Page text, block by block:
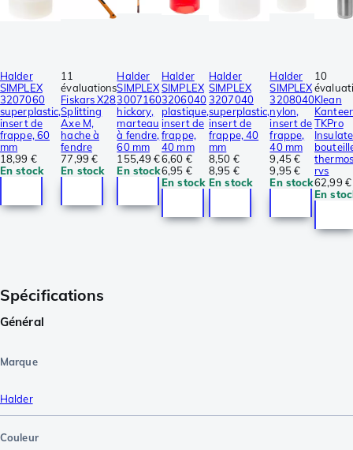
Halder
SIMPLEX
3207060
superplastic,
insert de
frappe, 60
mm
18,99 €
En stock
11
évaluations
Fiskars X28
Splitting
Axe M,
hache à
fendre
77,99 €
En stock
Halder
SIMPLEX
3007160
hickory,
marteau
à fendre,
60 mm
155,49 €
En stock
Halder
SIMPLEX
3206040
plastique,
insert de
frappe,
40 mm
6,60 €
6,95 €
En stock
Halder
SIMPLEX
3207040
superplastic,
insert de
frappe, 40
mm
8,50 €
8,95 €
En stock
Halder
SIMPLEX
3208040
nylon,
insert de
frappe,
40 mm
9,45 €
9,95 €
En stock
10
Klean
TKPro
rvs
62,99 €
En
Spécifications
Général
Marque
Halder
Couleur